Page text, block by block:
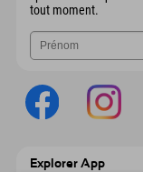
tout moment.
Explorer App